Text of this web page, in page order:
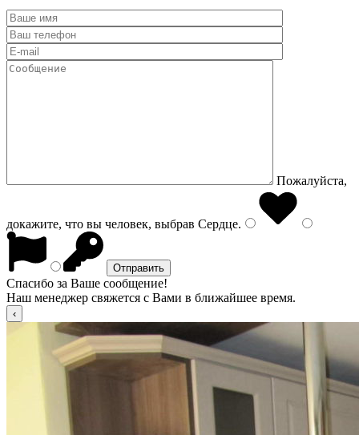
Пожалуйста,
докажите, что вы человек, выбрав Сердце.
Спасибо за Ваше сообщение!
Наш менеджер свяжется с Вами в ближайшее время.